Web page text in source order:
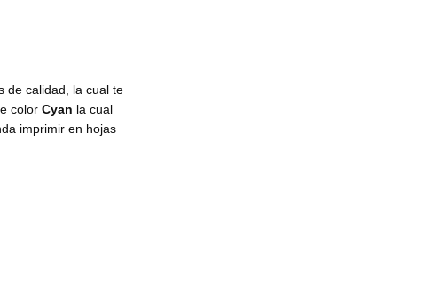
de calidad, la cual te
color Cyan la cual
imprimir en hojas